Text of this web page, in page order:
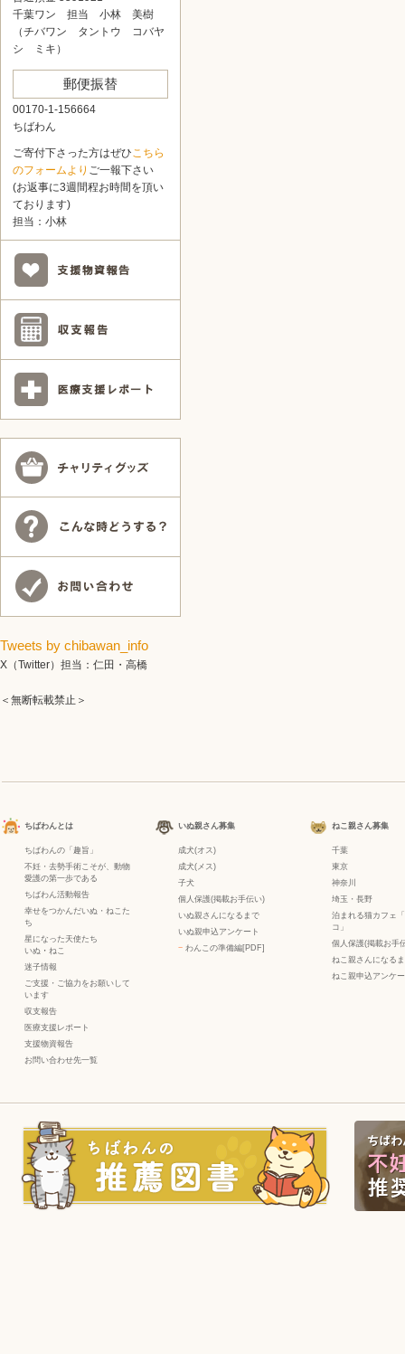
千葉ワン 担当 小林 美樹
（チバワン タントウ コバヤ
シ ミキ）
郵便振替
00170-1-156664
ちばわん
ご寄付下さった方はぜひこちら
のフォームより ご一報下さい
(お返事に3週間程お時間を頂い
ております)
担当：小林
Tweets by chibawan_info
X（Twitter）担当：仁田・高橋
＜無断転載禁止＞
ちばわんとは
ちばわんの「趣旨」
不妊・去勢手術こそが、動物
愛護の第一歩である
ちばわん活動報告
幸せをつかんだいぬ・ねこた
ち
星になった天使たち
いぬ ・ ねこ
迷子情報
ご支援・ご協力をお願いして
います
収支報告
医療支援レポート
支援物資報告
お問い合わせ先一覧
いぬ親さん募集
成犬(オス)
成犬(メス)
子犬
個人保護(掲載お手伝い)
いぬ親さんになるまで
いぬ親申込アンケート
− わんこの準備編[PDF]
ねこ親さん募集
千葉
東京
神奈川
埼玉・長野
泊まれる猫カフェ
コ」
個人保護(掲載お手
ねこ親さんになる
ねこ親申込アンケ